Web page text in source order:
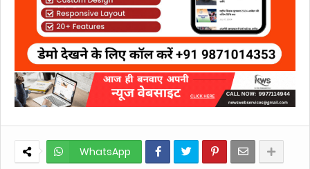
WhatsApp